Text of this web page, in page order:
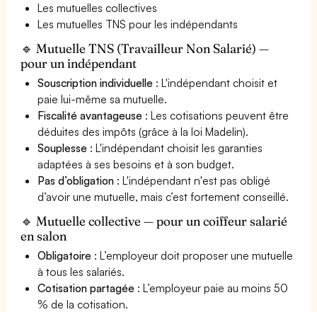
Les mutuelles collectives
Les mutuelles TNS pour les indépendants
🔹 Mutuelle TNS (Travailleur Non Salarié) —
pour un indépendant
Souscription individuelle : L'indépendant choisit et
paie lui-même sa mutuelle.
Fiscalité avantageuse : Les cotisations peuvent être
déduites des impôts (grâce à la loi Madelin).
Souplesse : L'indépendant choisit les garanties
adaptées à ses besoins et à son budget.
Pas d’obligation : L'indépendant n'est pas obligé
d’avoir une mutuelle, mais c’est fortement conseillé.
🔹 Mutuelle collective — pour un coiffeur salarié
en salon
Obligatoire : L’employeur doit proposer une mutuelle
à tous les salariés.
Cotisation partagée : L’employeur paie au moins 50
% de la cotisation.